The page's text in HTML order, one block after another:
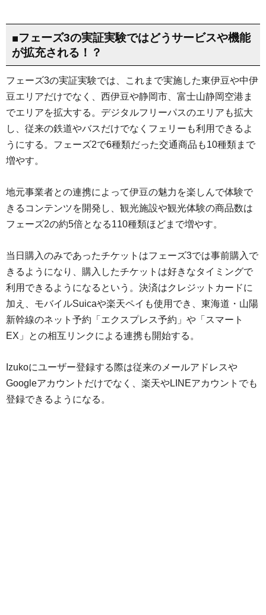
■フェーズ3の実証実験ではどうサービスや機能
が拡充される！？
フェーズ3の実証実験では、これまで実施した東伊豆や中伊
豆エリアだけでなく、西伊豆や静岡市、富士山静岡空港ま
でエリアを拡大する。デジタルフリーパスのエリアも拡大
し、従来の鉄道やバスだけでなくフェリーも利用できるよ
うにする。フェーズ2で6種類だった交通商品も10種類まで
増やす。
地元事業者との連携によって伊豆の魅力を楽しんで体験で
きるコンテンツを開発し、観光施設や観光体験の商品数は
フェーズ2の約5倍となる110種類ほどまで増やす。
当日購入のみであったチケットはフェーズ3では事前購入で
きるようになり、購入したチケットは好きなタイミングで
利用できるようになるという。決済はクレジットカードに
加え、モバイルSuicaや楽天ペイも使用でき、東海道・山陽
新幹線のネット予約「エクスプレス予約」や「スマート
EX」との相互リンクによる連携も開始する。
Izukoにユーザー登録する際は従来のメールアドレスや
Googleアカウントだけでなく、楽天やLINEアカウントでも
登録できるようになる。